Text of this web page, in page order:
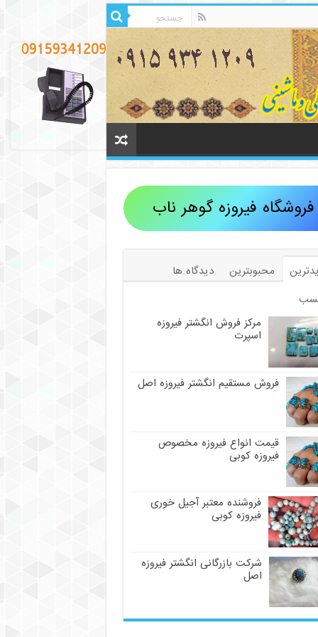
فروشگاه فیروزه گوهر ناب
محبوبترین
دیدگاه ها
مرکز فروش انگشتر فیروزه
اسپرت
فروش مستقیم انگشتر فیروزه اصل
قیمت انواع فیروزه مخصوص
فیروزه کوبی
فروشنده معتبر آجیل خوری
فیروزه کوبی
شرکت بازرگانی انگشتر فیروزه
اصل